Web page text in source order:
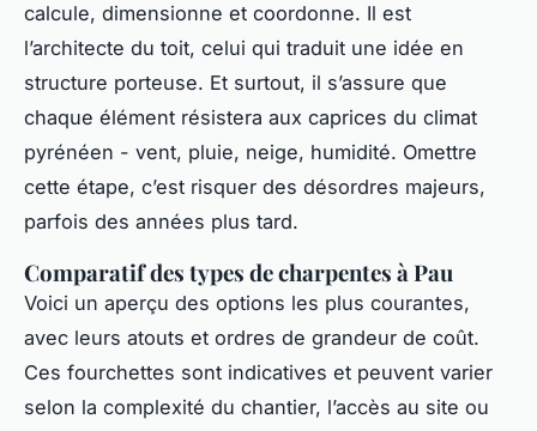
calcule, dimensionne et coordonne. Il est
l’architecte du toit, celui qui traduit une idée en
structure porteuse. Et surtout, il s’assure que
chaque élément résistera aux caprices du climat
pyrénéen - vent, pluie, neige, humidité. Omettre
cette étape, c’est risquer des désordres majeurs,
parfois des années plus tard.
Comparatif des types de charpentes à Pau
Voici un aperçu des options les plus courantes,
avec leurs atouts et ordres de grandeur de coût.
Ces fourchettes sont indicatives et peuvent varier
selon la complexité du chantier, l’accès au site ou